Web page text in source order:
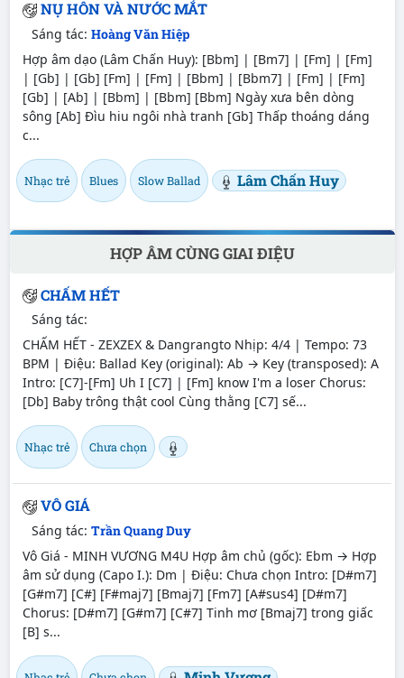
NỤ HÔN VÀ NƯỚC MẮT
Sáng tác: Hoàng Văn Hiệp
Hợp âm dạo (Lâm Chấn Huy): [Bbm] | [Bm7] | [Fm] | [Fm]
| [Gb] | [Gb] [Fm] | [Fm] | [Bbm] | [Bbm7] | [Fm] | [Fm]
[Gb] | [Ab] | [Bbm] | [Bbm] [Bbm] Ngày xưa bên dòng
sông [Ab] Đìu hiu ngôi nhà tranh [Gb] Thấp thoáng dáng
c...
Nhạc trẻ Blues Slow Ballad Lâm Chấn Huy
HỢP ÂM CÙNG GIAI ĐIỆU
CHẤM HẾT
Sáng tác:
CHẤM HẾT - ZEXZEX & Dangrangto Nhịp: 4/4 | Tempo: 73
BPM | Điệu: Ballad Key (original): Ab → Key (transposed): A
Intro: [C7]-[Fm] Uh I [C7] | [Fm] know I'm a loser Chorus:
[Db] Baby trông thật cool Cùng thằng [C7] sế...
Nhạc trẻ Chưa chọn
VÔ GIÁ
Sáng tác: Trần Quang Duy
Vô Giá - MINH VƯƠNG M4U Hợp âm chủ (gốc): Ebm → Hợp
âm sử dụng (Capo I.): Dm | Điệu: Chưa chọn Intro: [D#m7]
[G#m7] [C#] [F#maj7] [Bmaj7] [Fm7] [A#sus4] [D#m7]
Chorus: [D#m7] [G#m7] [C#7] Tinh mơ [Bmaj7] trong giấc
[B] s...